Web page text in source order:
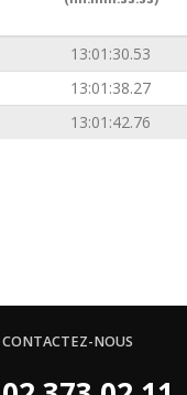
13:01:30.53
13:01:38.27
13:01:42.76
CONTACTEZ-NOUS